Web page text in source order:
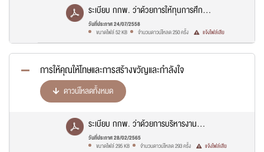
ระเบียบ กกพ. ว่าด้วยการให้ทุนการศึกษา
ในประเทศ พ.ศ. 2558.PDF
วันที่ประกาศ 24/07/2558
ขนาดไฟล์ 52 KB
จำนวนดาวน์โหลด 250 ครั้ง แจ้งไฟล์เสีย
การให้คุณให้โทษและการสร้างขวัญและกำลังใจ
ดาวน์โหลดทั้งหมด
ระเบียบ กกพ. ว่าด้วยการบริหารงาน
บุคคล (ฉ.2) พ.ศ. 2565.pdf
วันที่ประกาศ 28/02/2565
ขนาดไฟล์ 295 KB
จำนวนดาวน์โหลด 293 ครั้ง แจ้งไฟล์เสีย
ล้างข้อมูล ส่งข้อความ